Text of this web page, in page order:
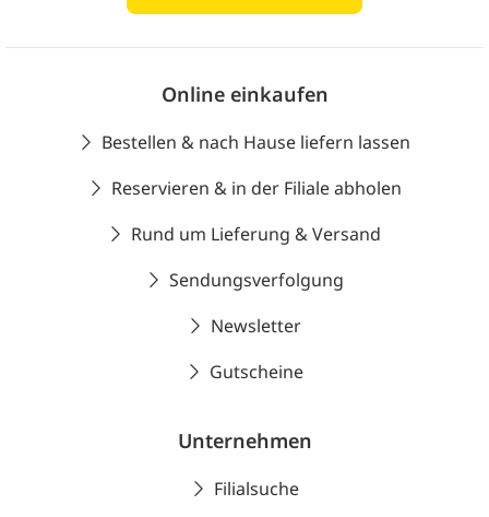
Online einkaufen
Bestellen & nach Hause liefern lassen
Reservieren & in der Filiale abholen
Rund um Lieferung & Versand
Sendungsverfolgung
Newsletter
Gutscheine
Unternehmen
Filialsuche